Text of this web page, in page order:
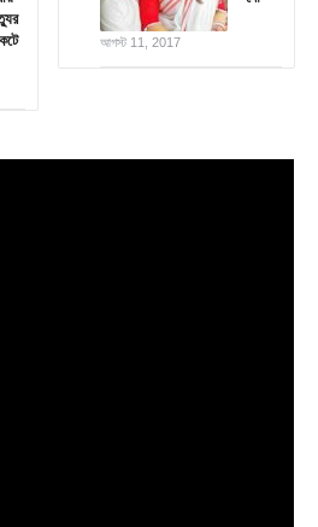
আগস্ট 11, 2017